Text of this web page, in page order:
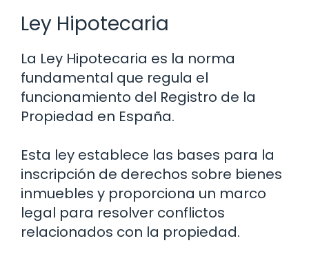
Ley Hipotecaria
La Ley Hipotecaria es la norma
fundamental que regula el
funcionamiento del Registro de la
Propiedad en España.
Esta ley establece las bases para la
inscripción de derechos sobre bienes
inmuebles y proporciona un marco
legal para resolver conflictos
relacionados con la propiedad.